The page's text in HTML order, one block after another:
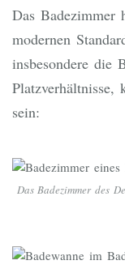
Das Badezimmer
modernen
insbesondere die
Platzverhältnisse,
sein:
Das Badezimmer des